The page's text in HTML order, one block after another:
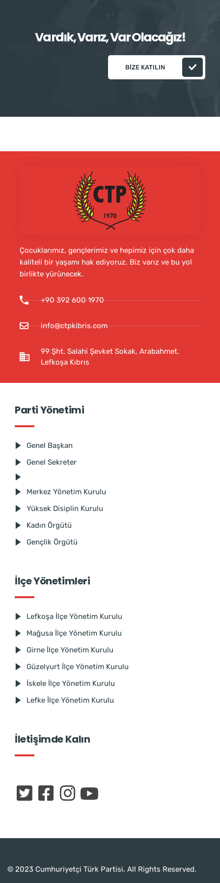
Vardık, Varız, Var Olacağız!
BIZE KATILIN
Çocuklarımız, gençlerimiz ve hepimiz için çok daha
kaliteli bir yaşamı hak ediyoruz. Biz varız ve bu yol
birlikte yürünecek.
+90 392 600 1970
info@ctpkibris.com
99 Şht. Salahi Şevket Sokak, Arabahmet,
Lefkoşa Kıbrıs
Parti Yönetimi
Genel Başkan
Genel Sekreter
Merkez Yönetim Kurulu
Yüksek Disiplin Kurulu
Kadın Örgütü
Gençlik Örgütü
İlçe Yönetimleri
Lefkoşa İlçe Yönetim Kurulu
Mağusa İlçe Yönetim Kurulu
Girne İlçe Yönetim Kurulu
Güzelyurt İlçe Yönetim Kurulu
İskele İlçe Yönetim Kurulu
Lefke İlçe Yönetim Kurulu
İletişimde Kalın
© 2023 Cumhuriyetçi Türk Partisi. All Rights Reserved.